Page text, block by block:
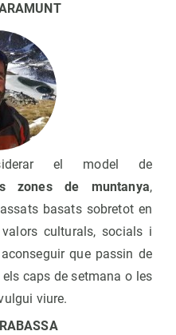
el model de
zones de muntanya,
basats sobretot en
culturals, socials i
que passin de
caps de setmana o les
viure.